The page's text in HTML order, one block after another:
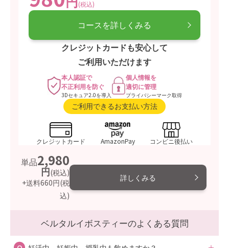
(税込)
コースを詳しくみる
クレジットカードも安心して
ご利用いただけます
本人認証で
不正利用を防ぐ
3Dセキュア2.0を導入
個人情報を
適切に管理
プライバシーマーク取得
ご利用できるお支払い方法
クレジットカード AmazonPay コンビニ後払い
単品2,980
円(税込)
+送料660円(税
込)
詳しくみる
ベルタルイボスティーのよくある質問